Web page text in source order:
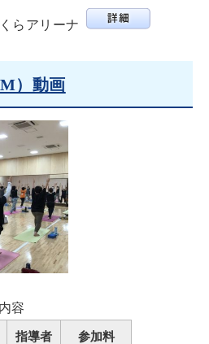
らアリーナ
）動画
容
指導者 参加料